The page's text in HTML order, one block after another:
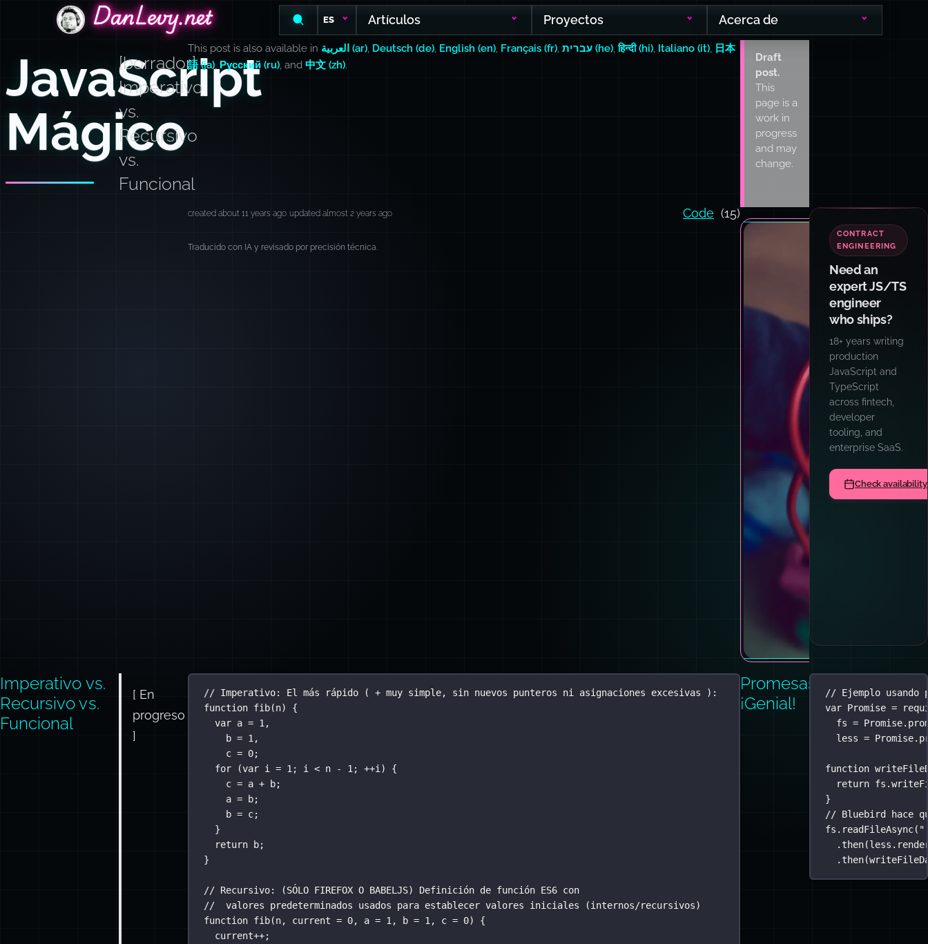
DanLevy.netDanLevy.net
DanLevy.net ES Artículos Proyectos Acerca de
JavaScript
Mágico
[borrador]
Imperativo
vs.
Recursivo
vs.
Funcional
This post is also available in العربية (ar) Deutsch (de) English (en) Français (fr) עברית (he) ,हिन्दी (hi) Italiano (it)
日本
語 (ja) Русский (ru) , and 中文 (zh).
Draft
post.
This
page is a
work in
progress
and may
change.
created about 11 years ago updated almost 2 years ago Code (15)
Traducido con IA y revisado por precisión técnica.
CONTRACT
ENGINEERING
Need an
expert JS/TS
engineer
who ships?
18+ years writing
production
JavaScript and
TypeScript
across fintech,
developer
tooling, and
enterprise SaaS.
Check availability
Imperativo vs.
Recursivo vs.
Funcional
[ En
progreso
]
// Imperativo: El más rápido ( + muy simple, sin nuevos punteros ni asignaciones excesivas ):
function fib(n) {
var a = 1,
b = 1,
c = 0;
for (var i = 1; i < n - 1; ++i) {
c = a + b;
a = b;
b = c;
}
return b;
}
// Recursivo: (SÓLO FIREFOX O BABELJS) Definición de función ES6 con
//  valores predeterminados usados para establecer valores iniciales (internos/recursivos)
function fib(n, current = 0, a = 1, b = 1, c = 0) {
current++;
Promesas:
¡Genial!
// Ejemplo usando
var Promise =
fs = Promise.
less = Promise.
function
return fs.
}
// Bluebird hace
fs. readFileAsync( "
. then
. then